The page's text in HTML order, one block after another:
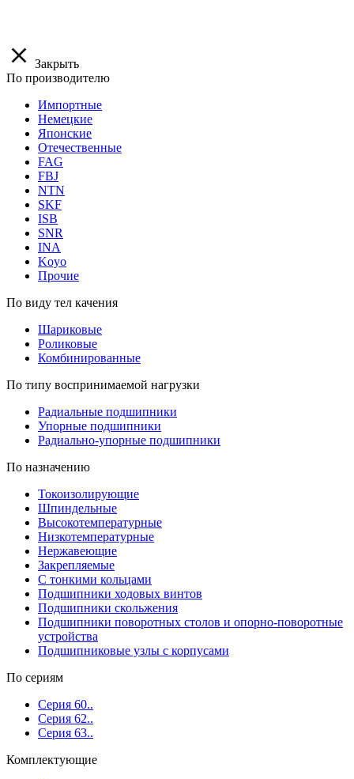
Закрыть
По производителю
Импортные
Немецкие
Японские
Отечественные
FAG
FBJ
NTN
SKF
ISB
SNR
INA
Koyo
Прочие
По виду тел качения
Шариковые
Роликовые
Комбинированные
По типу воспринимаемой нагрузки
Радиальные подшипники
Упорные подшипники
Радиально-упорные подшипники
По назначению
Токоизолирующие
Шпиндельные
Высокотемпературные
Низкотемпературные
Нержавеющие
Закрепляемые
С тонкими кольцами
Подшипники ходовых винтов
Подшипники скольжения
Подшипники поворотных столов и опорно-поворотные
устройства
Подшипниковые узлы с корпусами
По сериям
Серия 60..
Серия 62..
Серия 63..
Комплектующие